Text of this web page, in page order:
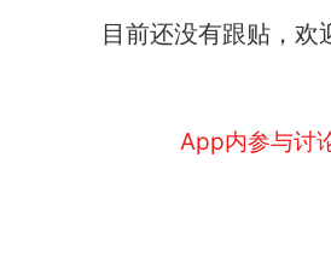
目前还没有跟贴，欢
App内参与讨